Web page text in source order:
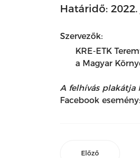
Határidő:
Szervezők:
KRE-ETK
a Magyar
A felhívás
Facebook esemény:
Előző